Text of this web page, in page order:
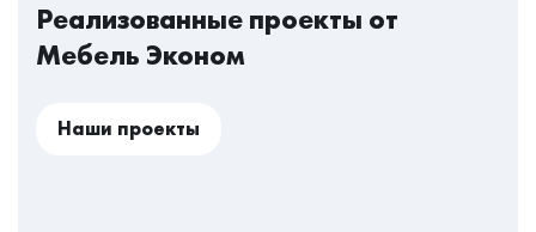
Реализованные проекты от
Мебель Эконом
Наши проекты